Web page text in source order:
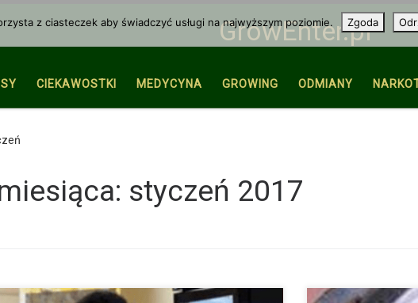
GrowEnter.pl
CIEKAWOSTKI MEDYCYNA GROWING ODMIANY
styczeń 2017
z ciasteczek aby świadczyć usługi na najwyższym poziomie. Zgoda